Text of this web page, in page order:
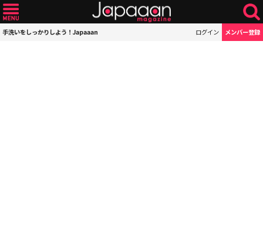
手洗いをしっかりしよう！Japaaan ログイン メンバー登録